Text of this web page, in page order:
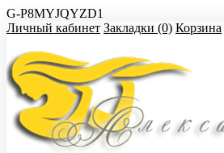
G-P8MYJQYZD1
Личный кабинет Закладки (0) Корзина